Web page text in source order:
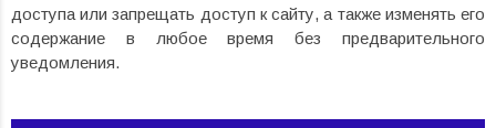
доступа или запрещать доступ к сайту, а также изменять его
содержание в любое время без предварительного
уведомления.